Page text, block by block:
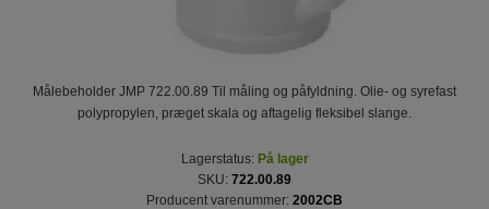
Målebeholder JMP 722.00.89 Til måling og påfyldning. Olie- og syrefast
polypropylen, præget skala og aftagelig fleksibel slange.
Lagerstatus: På lager
SKU: 722.00.89
Producent varenummer: 2002CB